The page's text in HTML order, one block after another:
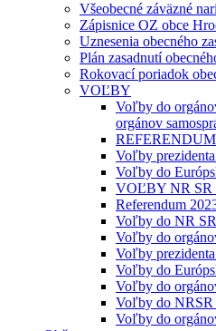
Všeobecné záväzné
Zápisnice OZ obce
Uznesenia obecného
Plán zasadnutí
Rokovací poriadok
VOĽBY
Voľby do
orgánov
Voľby
Voľby do
VOĽBY NR SR
Referendum
Voľby do NR
Voľby do
Voľby
Voľby do
Voľby do
Voľby do NRSR
Voľby do